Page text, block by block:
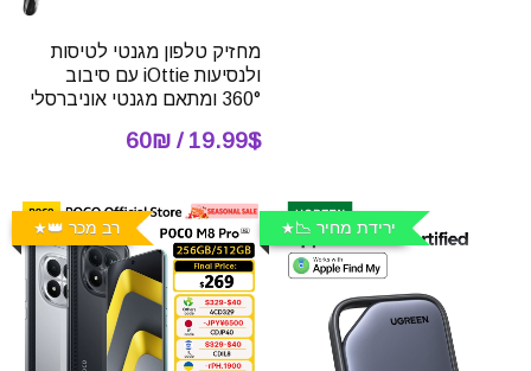
מחזיק טלפון מגנטי לטיסות
ולנסיעות iOttie עם סיבוב
360° ומתאם מגנטי אוניברסלי
19.99$ / 60₪
ירידת מחיר 📉 רב מכר 👑